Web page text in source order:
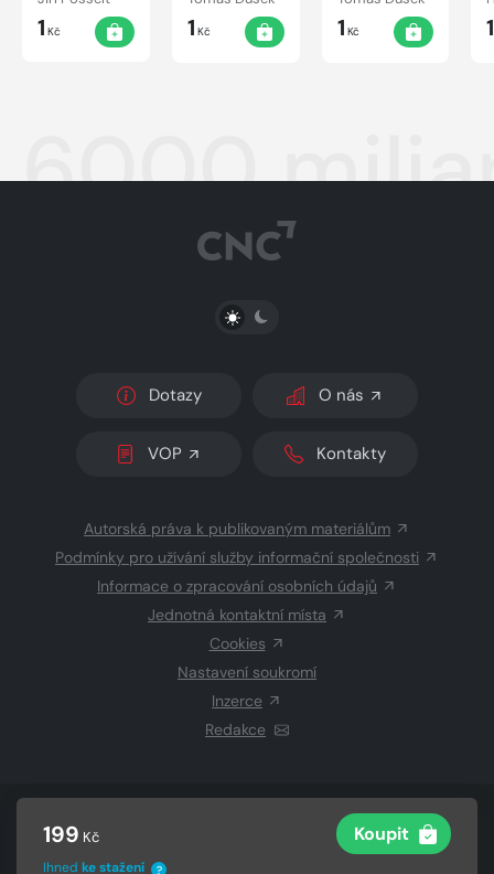
199 Kč Koupit
Ihned ke stažení ?
1 Kč 1 Kč 1 Kč
6000
PŘEPNOUT SVĚTLÝ/TMAVÝ REŽIM
Dotazy O nás
VOP Kontakty
Autorská práva k publikovaným materiálům
Podmínky pro užívání služby informační společnosti
Informace o zpracování osobních údajů
Jednotná kontaktní místa
Cookies
Nastavení soukromí
Inzerce
Redakce
CZECH NEWS CENTER a.s.a dodavatelé
Vysázeno